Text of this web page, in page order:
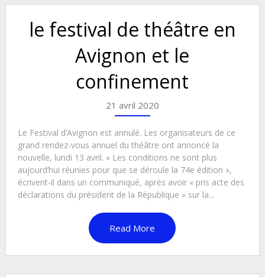
le festival de théâtre en
Avignon et le
confinement
21 avril 2020
Le Festival d’Avignon est annulé. Les organisateurs de ce
grand rendez-vous annuel du théâtre ont annoncé la
nouvelle, lundi 13 avril. « Les conditions ne sont plus
aujourd’hui réunies pour que se déroule la 74e édition »,
écrivent-il dans un communiqué, après avoir « pris acte des
déclarations du président de la République » sur la...
Read More